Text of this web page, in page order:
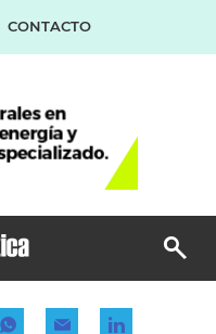
CONTACTO